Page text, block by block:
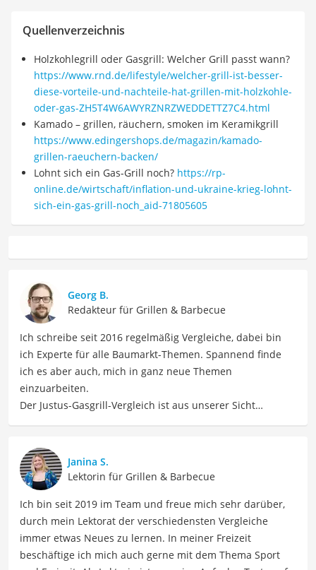
Quellenverzeichnis
Holzkohlegrill oder Gasgrill: Welcher Grill passt wann?
https://www.rnd.de/lifestyle/welcher-grill-ist-besser-
diese-vorteile-und-nachteile-hat-grillen-mit-holzkohle-
oder-gas-ZH5T4W6AWYRZNRZWEDDETTZ7C4.html
Kamado – grillen, räuchern, smoken im Keramikgrill
https://www.edingershops.de/magazin/kamado-
grillen-raeuchern-backen/
Lohnt sich ein Gas-Grill noch? https://rp-
online.de/wirtschaft/inflation-und-ukraine-krieg-lohnt-
sich-ein-gas-grill-noch_aid-71805605
Georg B.
Redakteur für Grillen & Barbecue
Ich schreibe seit 2016 regelmäßig Vergleiche, dabei bin
ich Experte für alle Baumarkt-Themen. Spannend finde
ich es aber auch, mich in ganz neue Themen
einzuarbeiten.
Der Justus-Gasgrill-Vergleich ist aus unserer Sicht
Janina S.
Lektorin für Grillen & Barbecue
Ich bin seit 2019 im Team und freue mich sehr darüber,
durch mein Lektorat der verschiedensten Vergleiche
immer etwas Neues zu lernen. In meiner Freizeit
beschäftige ich mich auch gerne mit dem Thema Sport